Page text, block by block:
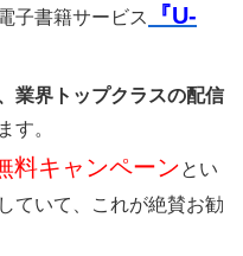
子書籍サービス
『U-
業界トップクラスの配信
す。
料キャンペーンとい
ていて、これが絶賛お勧